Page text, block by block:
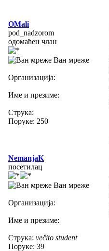
OMali
pod_nadzorom
одомаћен члан
Ван мреже
Организација:
Име и презиме:
Струка:
Поруке: 250
NemanjaK
посетилац
Ван мреже
Организација:
Име и презиме:
Струка: večito student
Поруке: 39